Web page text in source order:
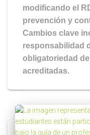
modificando el
prevención y
Cambios clave
responsabilidad
obligatoriedad
acreditadas.